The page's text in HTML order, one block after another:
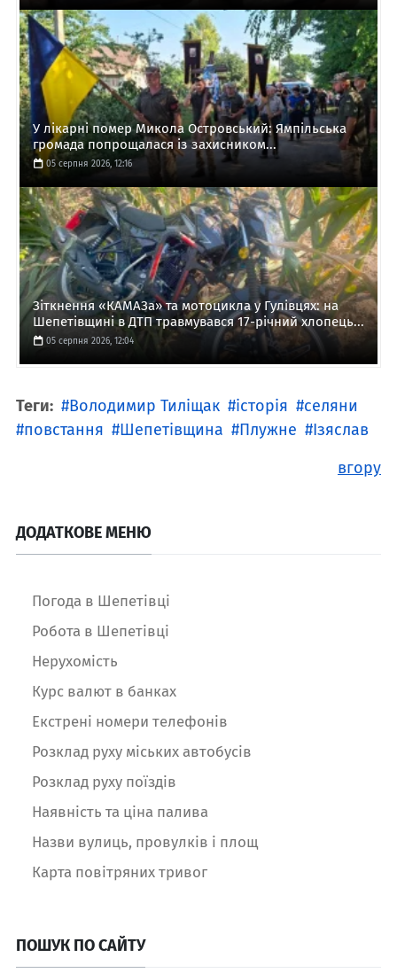
У лікарні помер Микола Островський: Ямпільська
громада попрощалася із захисником...
05 серпня 2026, 12:16
Зіткнення «КАМАЗа» та мотоцикла у Гулівцях: на
Шепетівщині в ДТП травмувався 17-річний хлопець...
05 серпня 2026, 12:04
Теги: Володимир Тиліщак історія
селяни
повстання
Шепетівщина Плужне
Ізяслав
вгору
ДОДАТКОВЕ МЕНЮ
Погода в Шепетівці
Робота в Шепетівці
Нерухомість
Курс валют в банках
Екстрені номери телефонів
Розклад руху міських автобусів
Розклад руху поїздів
Наявність та ціна палива
Назви вулиць, провулків і площ
Карта повітряних тривог
ПОШУК ПО САЙТУ